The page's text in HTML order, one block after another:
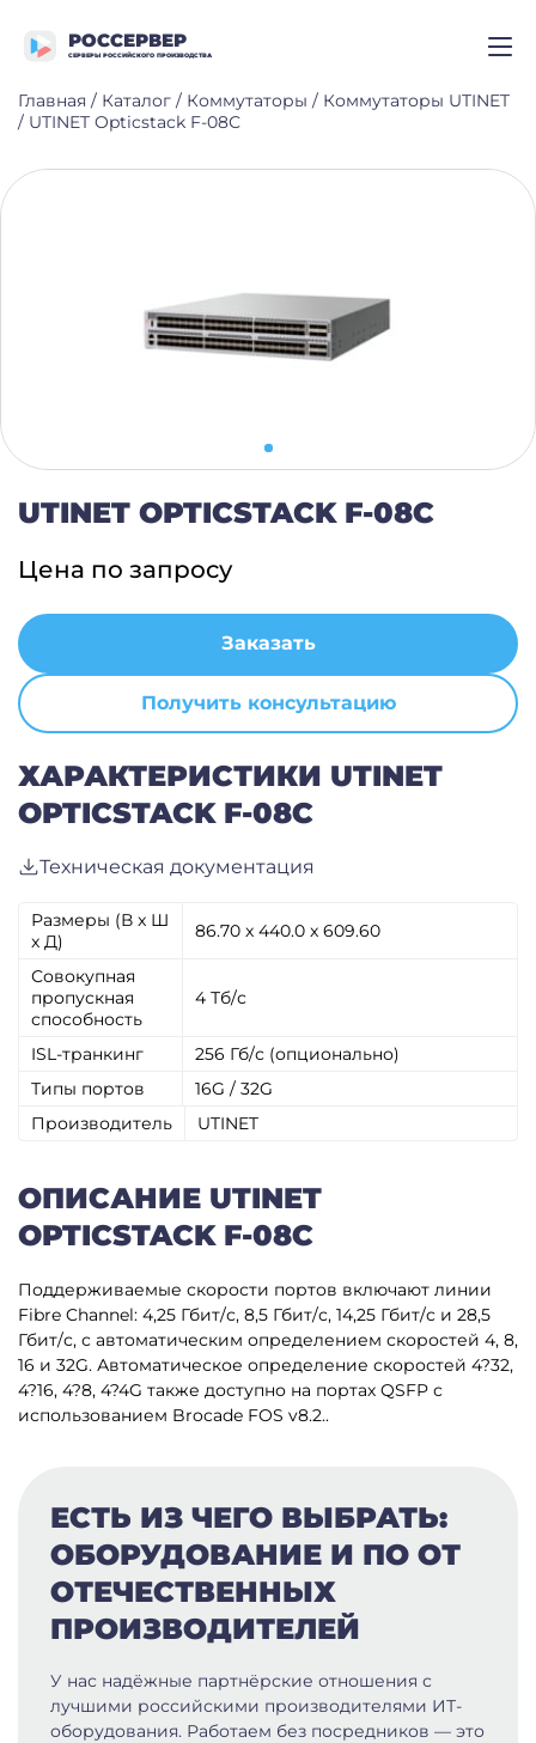
РОССЕРВЕР
СЕРВЕРЫ РОССИЙСКОГО ПРОИЗВОДСТВА
Главная / Каталог / Коммутаторы / Коммутаторы UTINET
/ UTINET Opticstack F-08С
UTINET OPTICSTACK F-08С
Цена по запросу
Заказать
Получить консультацию
ХАРАКТЕРИСТИКИ UTINET
OPTICSTACK F-08С
Техническая документация
Размеры (В x Ш
x Д)
86.70 x 440.0 x 609.60
Совокупная
пропускная
способность
4 Тб/с
ISL-транкинг
256 Гб/с (опционально)
Типы портов
16G / 32G
Производитель
UTINET
ОПИСАНИЕ UTINET
OPTICSTACK F-08С
Поддерживаемые скорости портов включают линии
Fibre Channel: 4,25 Гбит/с, 8,5 Гбит/с, 14,25 Гбит/с и 28,5
Гбит/с, с автоматическим определением скоростей 4, 8,
16 и 32G. Автоматическое определение скоростей 4?32,
4?16, 4?8, 4?4G также доступно на портах QSFP с
использованием Brocade FOS v8.2..
ЕСТЬ ИЗ ЧЕГО ВЫБРАТЬ:
ОБОРУДОВАНИЕ И ПО ОТ
ОТЕЧЕСТВЕННЫХ
ПРОИЗВОДИТЕЛЕЙ
У нас надёжные партнёрские отношения с
лучшими российскими производителями ИТ-
оборудования. Работаем без посредников — это